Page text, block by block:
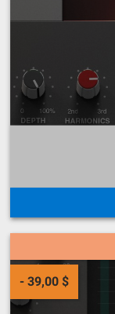
- 39,00 $